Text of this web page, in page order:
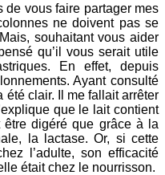
de vous faire partager mes
ne doivent pas se
souhaitant vous aider
qu’il vous serait utile
En effet, depuis
Ayant consulté
clair. Il me fallait arrêter
que le lait contient
digéré que grâce à la
la lactase. Or, si cette
l’adulte, son efficacité
était chez le nourrisson.